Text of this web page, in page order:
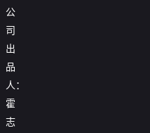
公
司
出
品
人：
霍
志